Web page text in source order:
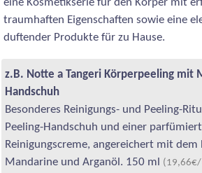
eine Kosmetikserie für den Körper mit
traumhaften Eigenschaften sowie eine
duftender Produkte für zu Hause.
z.B. Notte a Tangeri Körperpeeling mit
Handschuh
Besonderes Reinigungs- und Peeling-
Peeling-Handschuh und einer
Reinigungscreme, angereichert mit dem
Mandarine und Arganöl. 150 ml